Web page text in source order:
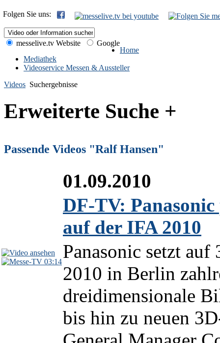
Folgen Sie uns:
messelive.tv Website
Google
Home
Mediathek
Videoservice Messen & Aussteller
Videos Suchergebnisse
Erweiterte Suche +
Passende Videos "Ralf Hansen"
03:14
01.09.2010
DF-TV:
auf der IFA 2010
Panasonic setzt
2010 in Berlin
dreidimensionale
bis hin zu neuen